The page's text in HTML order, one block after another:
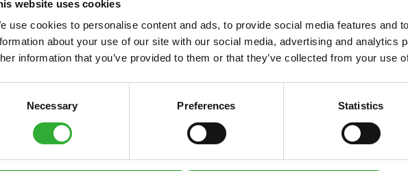
website uses cookies
use cookies to personalise content and ads, to provide social media features and
about your use of our site with our social media, advertising and analytics
information that you’ve provided to them or that they’ve collected from your use
Necessary Preferences Statistics
SaderīgsSaderīgsSaderīgsSaderīgsSaderīgsSaderīgsSaderīgsSaderīgsSaderīgsSaderīgsSaderīgsSaderīgsSaderīgsSaderīgsSaderīgsSaderīgsSaderīgsSaderīgsNesaderīgsNesaderīgsNesaderīgs